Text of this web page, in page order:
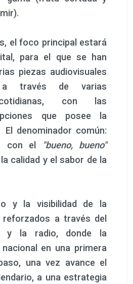
el foco principal estará
para el que se han
piezas audiovisuales
a través de varias
con las
que posee la
El denominador común:
con el
"bueno, bueno"
calidad y el sabor de la
la visibilidad de la
reforzados a través del
y la radio, donde la
en una primera
una vez avance el
a una estrategia